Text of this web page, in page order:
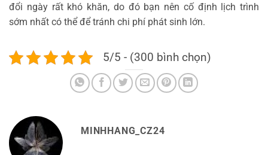
đổi ngày rất khó khăn, do đó bạn nên cố định lịch trình
sớm nhất có thể để tránh chi phí phát sinh lớn.
5/5 - (300 bình chọn)
MINHHANG_CZ24